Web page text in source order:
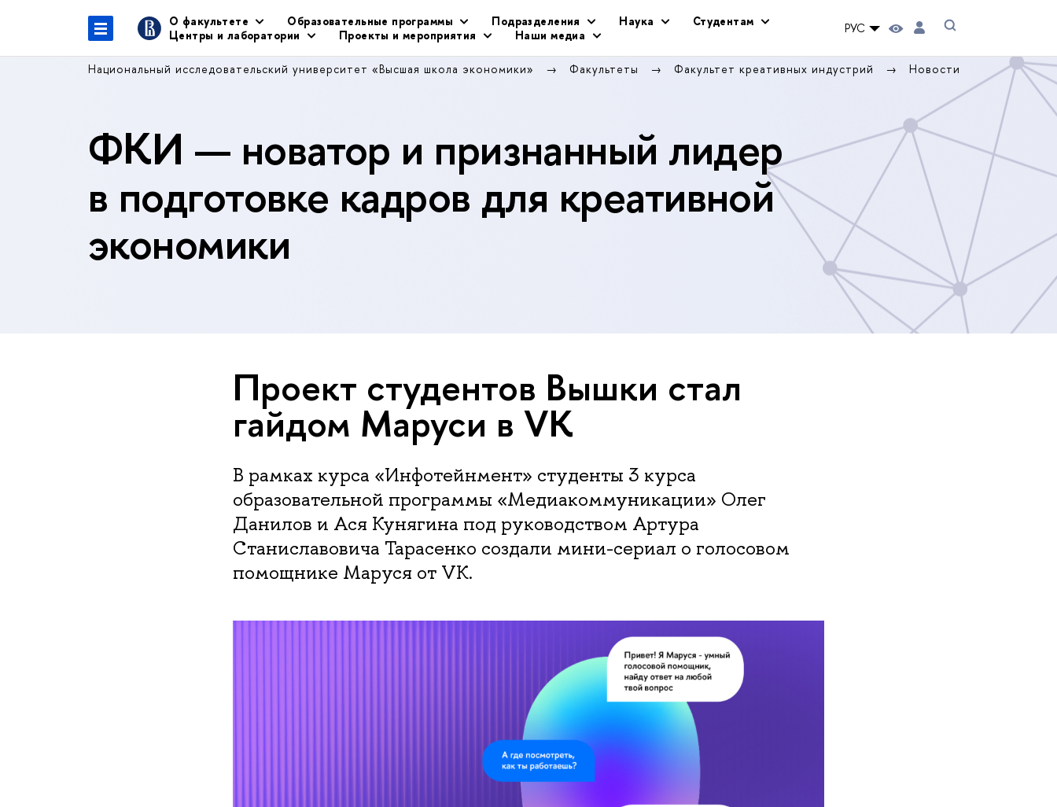
О факультете Образовательные программы Подразделения Наука
Студентам
Центры и лаборатории
Проекты и мероприятия Наши медиа РУС
Национальный исследовательский университет «Высшая школа экономики» Факультеты Факультет креативных индустрий Новости
ФКИ — новатор и признанный лидер
в подготовке кадров для креативной
экономики
Проект студентов Вышки стал
гайдом Маруси в VK
В рамках курса «Инфотейнмент» студенты 3 курса
образовательной программы «Медиакоммуникации» Олег
Данилов и Ася Кунягина под руководством Артура
Станиславовича Тарасенко создали мини-сериал о голосовом
помощнике Маруся от VK.